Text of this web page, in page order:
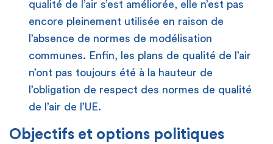
qualité de l’air s’est améliorée, elle n’est pas
encore pleinement utilisée en raison de
l’absence de normes de modélisation
communes. Enfin, les plans de qualité de l’air
n’ont pas toujours été à la hauteur de
l’obligation de respect des normes de qualité
de l’air de l’UE.
Objectifs et options politiques